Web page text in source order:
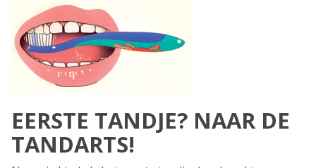
EERSTE TANDJE? NAAR DE
TANDARTS!